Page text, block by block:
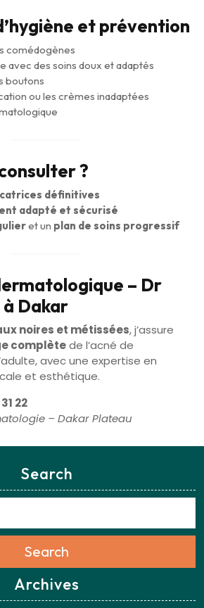
et prévention
comédogènes
avec des soins doux et adaptés
boutons
ou les crèmes inadaptées
?
définitives
adapté et sécurisé
et un plan de soins progressif
– Dr
Dakar
noires et métissées, j’assure
complètede l’acné de
avec une expertise en
et esthétique.
22
– Dakar Plateau
Search
Search
Archives